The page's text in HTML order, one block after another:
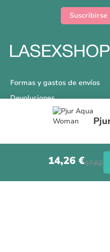
14,26 €17,82 €
Suscribirse
Formas y gastos de envíos
Devoluciones
Información Tallas
Protección a Compradores
Nuestra Tienda
Aviso Legal
Síguenos en nuestras redes